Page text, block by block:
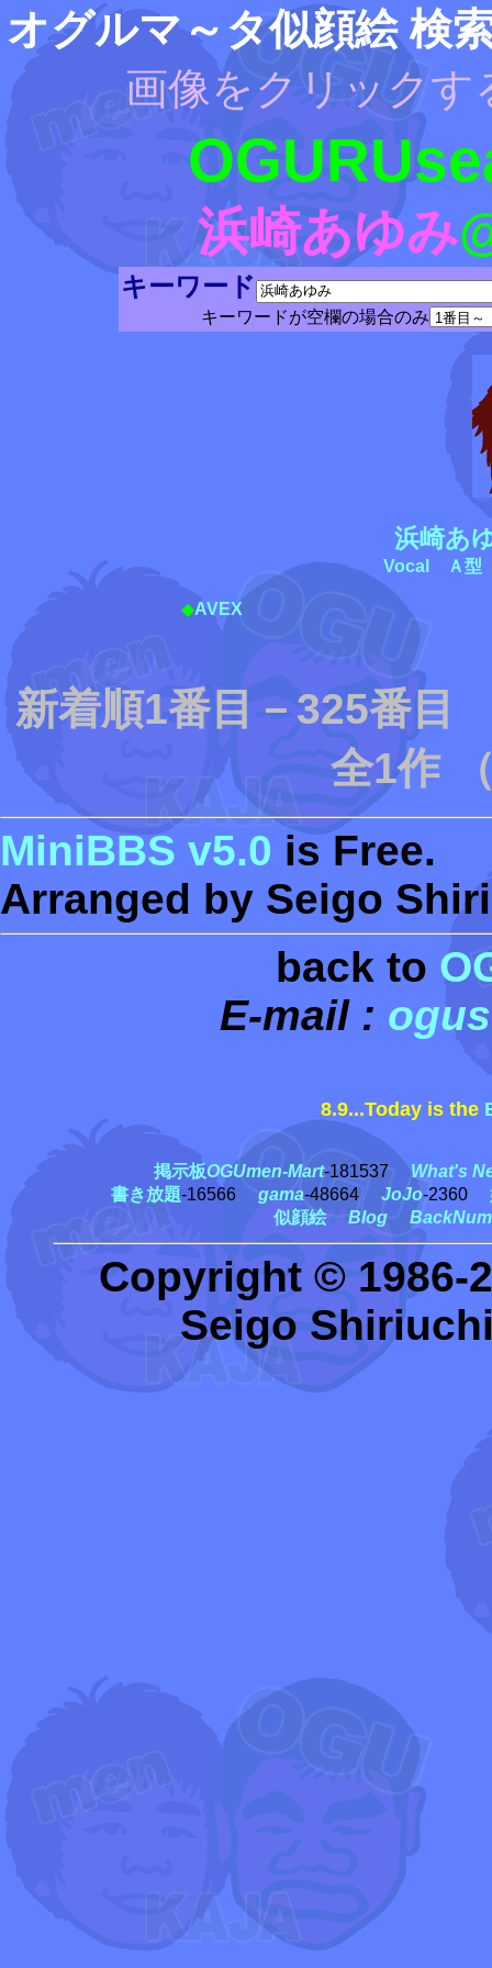
オグルマ～タ似顔絵 検
画像をクリックす
浜崎あゆみ
キーワード
キーワードが空欄の場合のみ
浜崎あ
Vocal Ａ型
◆AVEX
新着順1番目－325番
全1作
MiniBBS v5.0 is Free.
Arranged by Seigo
back to
E-mail :
8.9...Today is the
掲示板OGUmen-Mart-181537What's
書き放題-16566 gama-48664 JoJo-2360
似顔絵
Blog
Copyright © 1986-
Seigo